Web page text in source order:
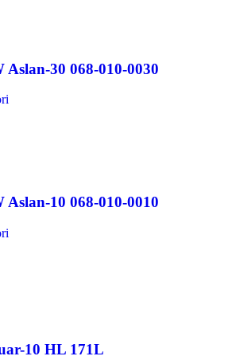
30 068-010-0030
10 068-010-0010
10 HL 171L